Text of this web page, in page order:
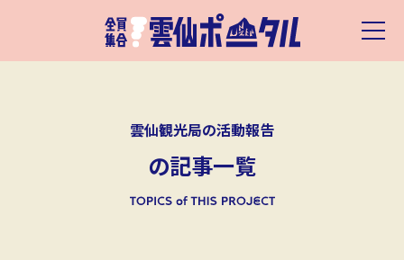
雲仙観光局の活動報告
の記事一覧